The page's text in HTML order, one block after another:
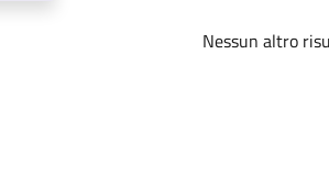
Nessun altro